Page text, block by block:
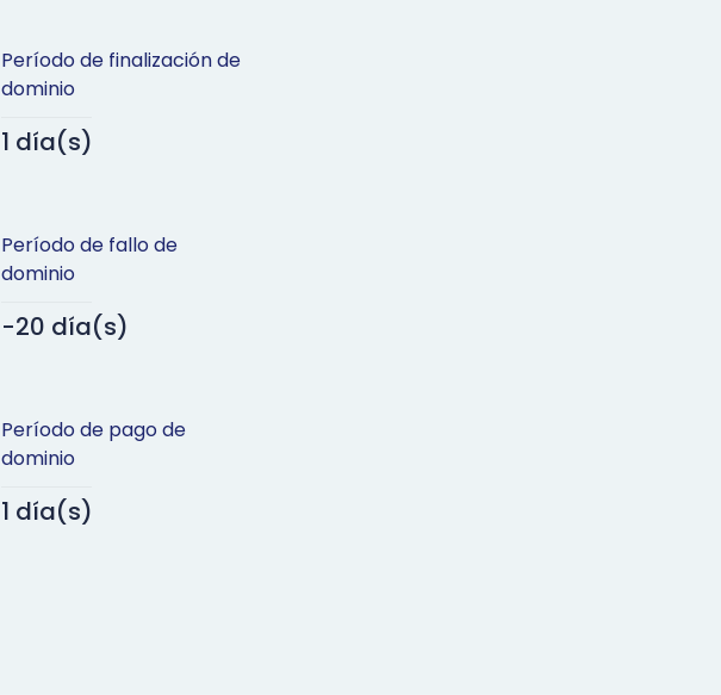
Período de finalización de
dominio
1 día(s)
Período de fallo de
dominio
-20 día(s)
Período de pago de
dominio
1 día(s)